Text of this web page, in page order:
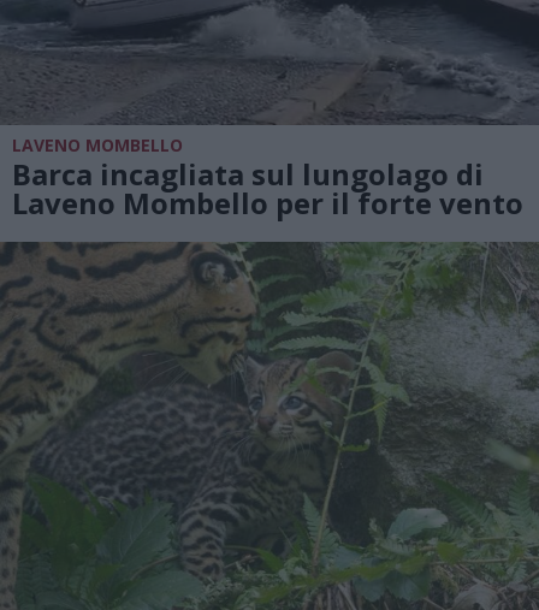
LAVENO MOMBELLO
Barca incagliata sul lungolago di
Laveno Mombello per il forte vento